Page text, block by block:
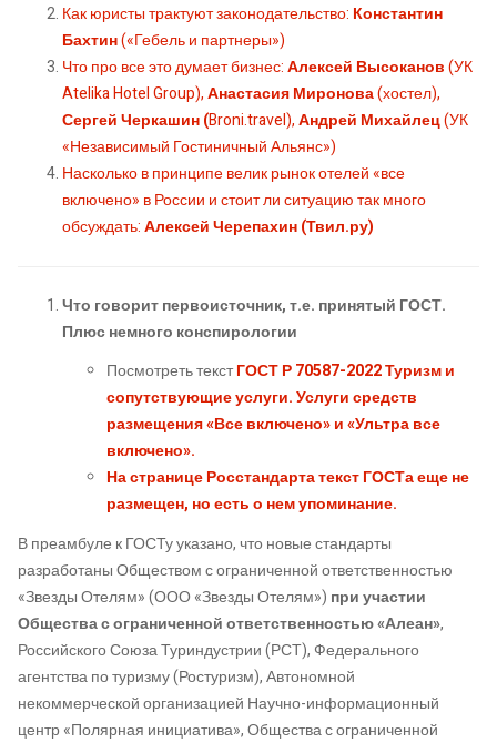
Как юристы трактуют законодательство: Константин
Бахтин(«Гебель и партнеры»)
Что про все это думает бизнес:Алексей Высоканов(УК
Atelika Hotel Group),Анастасия Миронова(хостел),
Сергей Черкашин (Broni.travel),Андрей Михайлец(УК
«Независимый Гостиничный Альянс»)
Насколько в принципе велик рынок отелей «все
включено» в России и стоит ли ситуацию так много
обсуждать:Алексей Черепахин (Твил.ру)
Что говорит первоисточник, т.е. принятый ГОСТ.
Плюс немного конспирологии
Посмотреть текстГОСТ Р 70587-2022 Туризм и
сопутствующие услуги. Услуги средств
размещения «Все включено» и «Ультра все
включено».
На странице Росстандарта текст ГОСТа еще не
размещен, но есть о нем упоминание.
В преамбуле к ГОСТу указано, что новые стандарты
разработаны Обществом с ограниченной ответственностью
«Звезды Отелям» (ООО «Звезды Отелям») при участии
Общества с ограниченной ответственностью «Алеан»,
Российского Союза Туриндустрии (РСТ), Федерального
агентства по туризму (Ростуризм), Автономной
некоммерческой организацией Научно-информационный
центр «Полярная инициатива», Общества с ограниченной